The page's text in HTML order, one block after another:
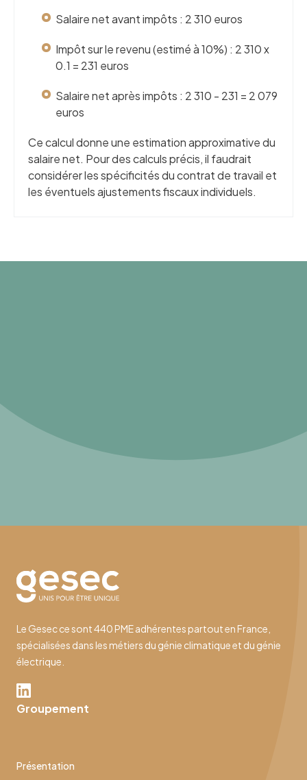
Salaire net avant impôts : 2 310 euros
Impôt sur le revenu (estimé à 10%) : 2 310 x
0.1 = 231 euros
Salaire net après impôts : 2 310 - 231 = 2 079
euros
Ce calcul donne une estimation approximative du
salaire net. Pour des calculs précis, il faudrait
considérer les spécificités du contrat de travail et
les éventuels ajustements fiscaux individuels.
Le Gesec ce sont 440 PME adhérentes partout en France,
spécialisées dans les métiers du génie climatique et du génie
électrique.
Groupement
Présentation